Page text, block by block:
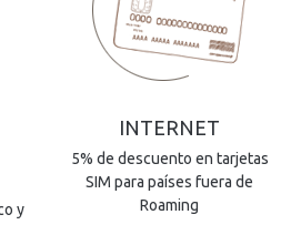
y
INTERNET
5% de descuento en tarjetas
SIM para países fuera de
Roaming